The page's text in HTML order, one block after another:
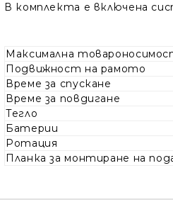
В комплекта е включена
Максимална
Подвижност на рамото
Време за спускане
Време за повдигане
Тегло
Батерии
Ротация
Планка за монтиране на